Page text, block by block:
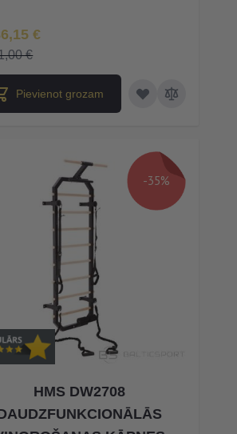
Cena€
€
Pievienot grozam
-35%
HMS DW2708